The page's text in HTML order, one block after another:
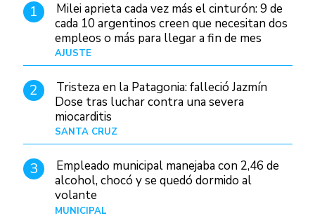
1
Milei aprieta cada vez más el cinturón: 9 de
cada 10 argentinos creen que necesitan dos
empleos o más para llegar a fin de mes
AJUSTE
2
Tristeza en la Patagonia: falleció Jazmín
Dose tras luchar contra una severa
miocarditis
SANTA CRUZ
3
Empleado municipal manejaba con 2,46 de
alcohol, chocó y se quedó dormido al
volante
MUNICIPAL